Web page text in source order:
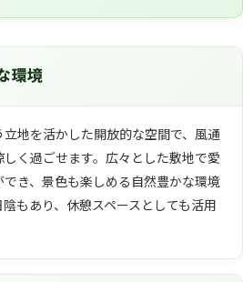
環境
地を活かした開放的な空間で、風通
く過ごせます。広々とした敷地で愛
き、景色も楽しめる自然豊かな環境
もあり、休憩スペースとしても活用